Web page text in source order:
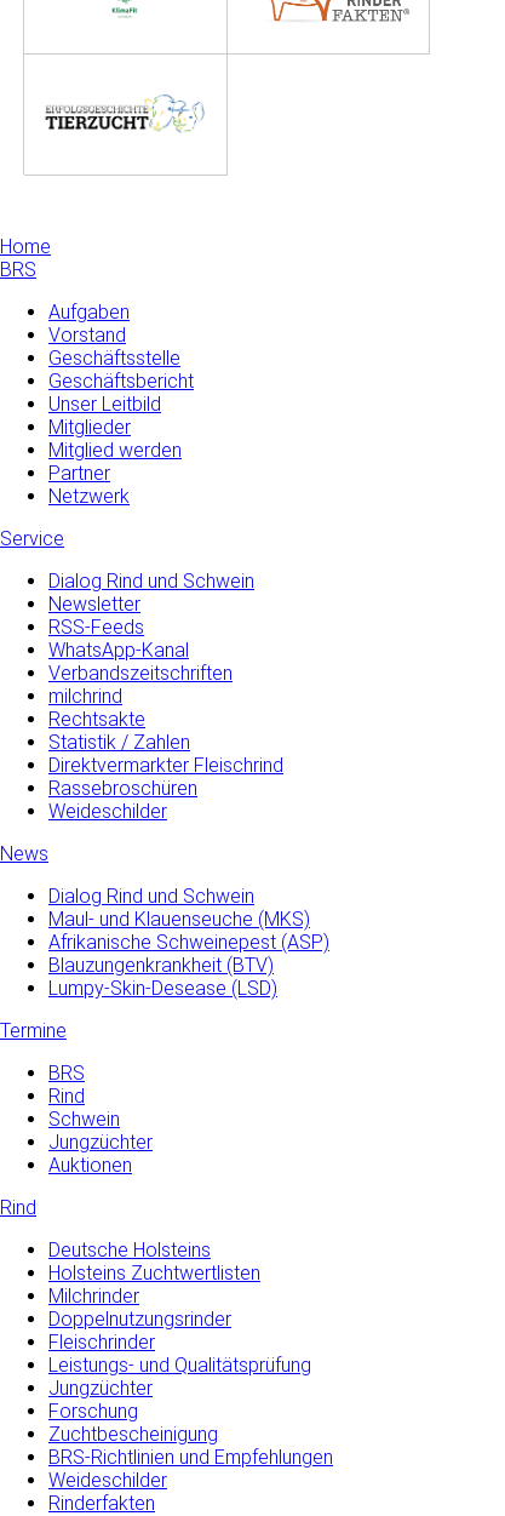
Home
BRS
Aufgaben
Vorstand
Geschäftsstelle
Geschäftsbericht
Unser Leitbild
Mitglieder
Mitglied werden
Partner
Netzwerk
Service
Dialog Rind und Schwein
Newsletter
RSS-Feeds
WhatsApp-Kanal
Verbandszeitschriften
milchrind
Rechtsakte
Statistik / Zahlen
Direktvermarkter Fleischrind
Rassebroschüren
Weideschilder
News
Dialog Rind und Schwein
Maul- und­ Klauenseuche­ (MKS)
Afrikanische Schweinepest (ASP)
Blauzungenkrankheit (BTV)
Lumpy-Skin-Desease (LSD)
Termine
BRS
Rind
Schwein
Jungzüchter
Auktionen
Rind
Deutsche Holsteins
Holsteins Zuchtwertlisten
Milchrinder
Doppelnutzungsrinder
Fleischrinder
Leistungs- und Qualitätsprüfung
Jungzüchter
Forschung
Zuchtbescheinigung
BRS-Richtlinien und Empfehlungen
Weideschilder
Rinderfakten